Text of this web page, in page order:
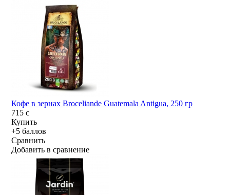
Кофе в зернах Broceliande Guatemala Antigua, 250 гр
715c
Купить
+5 баллов
Сравнить
Добавить в сравнение